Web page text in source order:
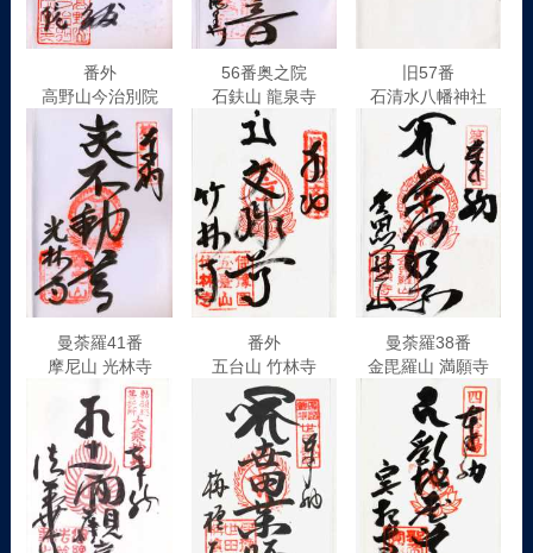
番外
高野山今治別院
56番奥之院
石鈇山 龍泉寺
旧57番
石清水八幡神社
曼荼羅41番
摩尼山 光林寺
番外
五台山 竹林寺
曼荼羅38番
金毘羅山 満願寺